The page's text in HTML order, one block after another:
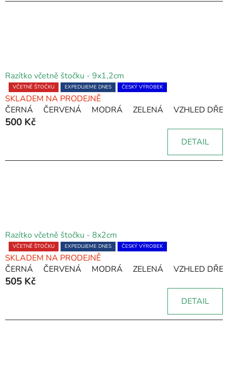
Razítko včetně štočku - 9x1,2cm
Průměrné
hodnocení
produktu
je
VČETNĚ ŠTOČKU EXPEDUJEME DNES ČESKÝ VÝROBEK
SKLADEM NA PRODEJNĚ
ČERNÁ
ČERVENÁ MODRÁ ZELENÁ VZHLED
500 Kč
DETAIL
Razítko včetně štočku - 8x2cm
Průměrné
hodnocení
produktu
je
VČETNĚ ŠTOČKU EXPEDUJEME DNES ČESKÝ VÝROBEK
SKLADEM NA PRODEJNĚ
ČERNÁ
ČERVENÁ MODRÁ ZELENÁ VZHLED
505 Kč
DETAIL